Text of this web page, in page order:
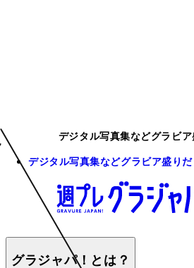
デジタル写真集などグラビ
デジタル写真集などグラビア盛り
グラジャパ！とは？